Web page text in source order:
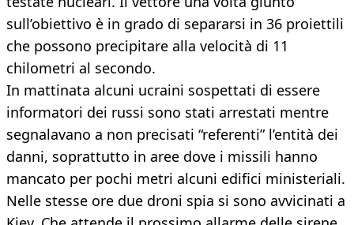
sull’obiettivo è in grado di separarsi in 36 proiettili
che possono precipitare alla velocità di 11
chilometri al secondo.
In mattinata alcuni ucraini sospettati di essere
informatori dei russi sono stati arrestati mentre
segnalavano a non precisati “referenti” l’entità dei
danni, soprattutto in aree dove i missili hanno
mancato per pochi metri alcuni edifici ministeriali.
Nelle stesse ore due droni spia si sono avvicinati a